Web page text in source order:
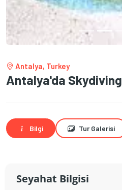
Antalya, Turkey
Antalya'da Skydiving
Bilgi Tur Galerisi
Seyahat Bilgisi